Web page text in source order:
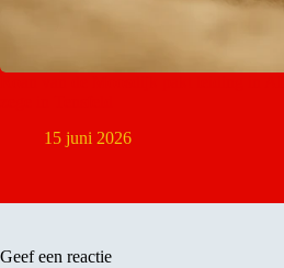
15 juni 2026
Geef een reactie